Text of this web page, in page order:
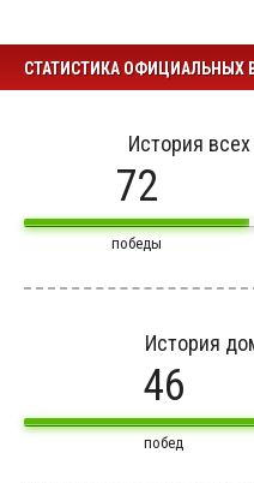
СТАТИСТИКА ОФИЦИАЛЬНЫХ
История
72
победы
История
46
побед